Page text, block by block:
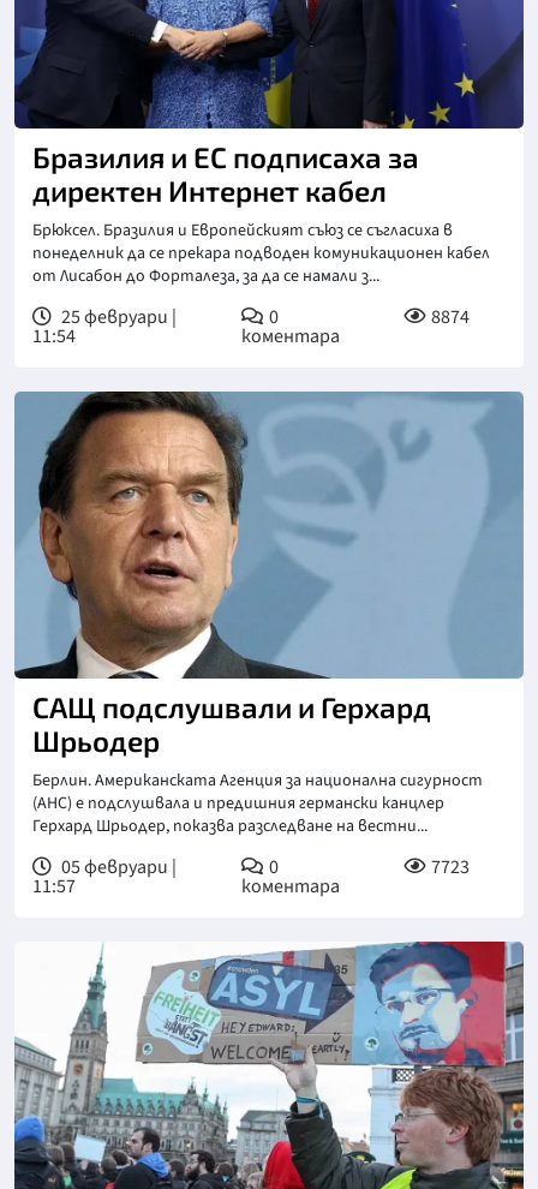
Бразилия и ЕС подписаха за
директен Интернет кабел
Брюксел. Бразилия и Европейският съюз се съгласиха в
понеделник да се прекара подводен комуникационен кабел
от Лисабон до Форталеза, за да се намали з...
25 февруари |
11:54
0
коментара
8874
САЩ подслушвали и Герхард
Шрьодер
Берлин. Американската Агенция за национална сигурност
(АНС) е подслушвала и предишния германски канцлер
Герхард Шрьодер, показва разследване на вестни...
05 февруари |
11:57
0
коментара
7723